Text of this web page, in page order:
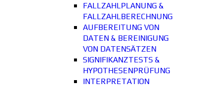
FALLZAHLPLANUNG &
FALLZAHLBERECHNUNG
AUFBEREITUNG VON
DATEN & BEREINIGUNG
VON DATENSÄTZEN
SIGNIFIKANZTESTS &
HYPOTHESENPRÜFUNG
INTERPRETATION